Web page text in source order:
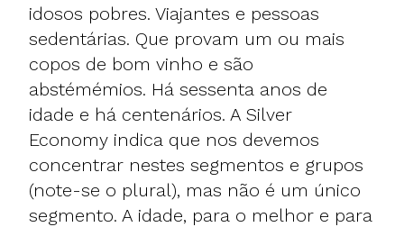
idosos pobres. Viajantes e pessoas
sedentárias. Que provam um ou mais
copos de bom vinho e são
abstémémios. Há sessenta anos de
idade e há centenários. A Silver
Economy indica que nos devemos
concentrar nestes segmentos e grupos
(note-se o plural), mas não é um único
segmento. A idade, para o melhor e para